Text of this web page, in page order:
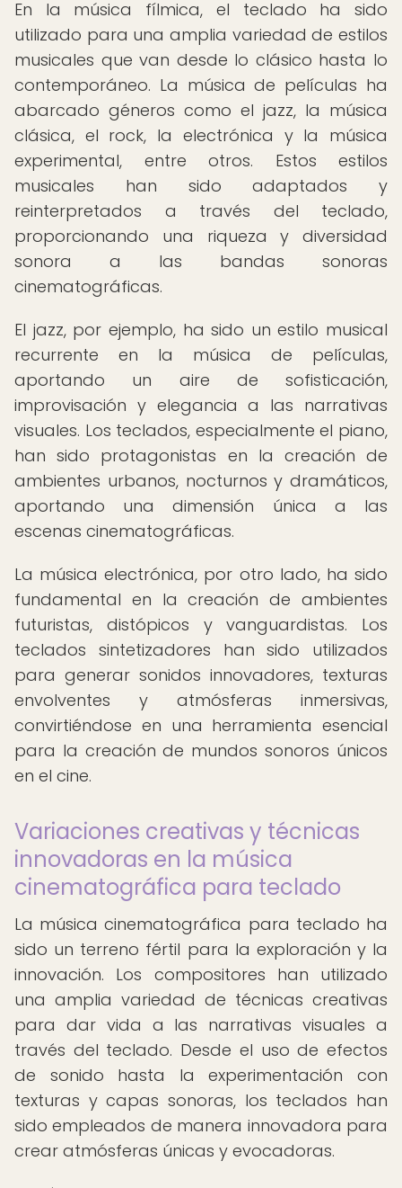
En la música fílmica, el teclado ha sido
utilizado para una amplia variedad de estilos
musicales que van desde lo clásico hasta lo
contemporáneo. La música de películas ha
abarcado géneros como el jazz, la música
clásica, el rock, la electrónica y la música
experimental, entre otros. Estos estilos
musicales han sido adaptados y
reinterpretados a través del teclado,
proporcionando una riqueza y diversidad
sonora a las bandas sonoras
cinematográficas.
El jazz, por ejemplo, ha sido un estilo musical
recurrente en la música de películas,
aportando un aire de sofisticación,
improvisación y elegancia a las narrativas
visuales. Los teclados, especialmente el piano,
han sido protagonistas en la creación de
ambientes urbanos, nocturnos y dramáticos,
aportando una dimensión única a las
escenas cinematográficas.
La música electrónica, por otro lado, ha sido
fundamental en la creación de ambientes
futuristas, distópicos y vanguardistas. Los
teclados sintetizadores han sido utilizados
para generar sonidos innovadores, texturas
envolventes y atmósferas inmersivas,
convirtiéndose en una herramienta esencial
para la creación de mundos sonoros únicos
en el cine.
Variaciones creativas y técnicas
innovadoras en la música
cinematográfica para teclado
La música cinematográfica para teclado ha
sido un terreno fértil para la exploración y la
innovación. Los compositores han utilizado
una amplia variedad de técnicas creativas
para dar vida a las narrativas visuales a
través del teclado. Desde el uso de efectos
de sonido hasta la experimentación con
texturas y capas sonoras, los teclados han
sido empleados de manera innovadora para
crear atmósferas únicas y evocadoras.